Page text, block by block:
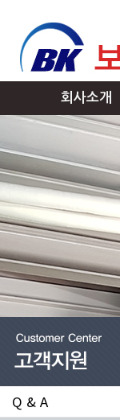
회사소개
Q & A